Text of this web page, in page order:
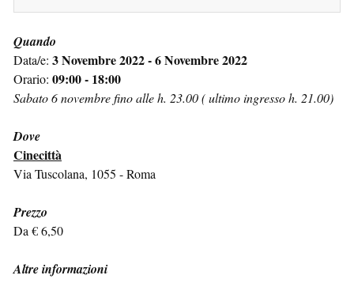
Quando
Data/e: 3 Novembre 2022 - 6 Novembre 2022
Orario: 09:00 - 18:00
Sabato 6 novembre fino alle h. 23.00 ( ultimo ingresso h. 21.00)
Dove
Cinecittà
Via Tuscolana, 1055 - Roma
Prezzo
Da € 6,50
Altre informazioni